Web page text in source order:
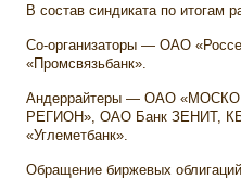
В состав синдиката по итогам
Со-организаторы — ОАО
«Промсвязьбанк».
Андеррайтеры — ОАО
РЕГИОН», ОАО Банк ЗЕНИТ,
«Углеметбанк».
Обращение биржевых